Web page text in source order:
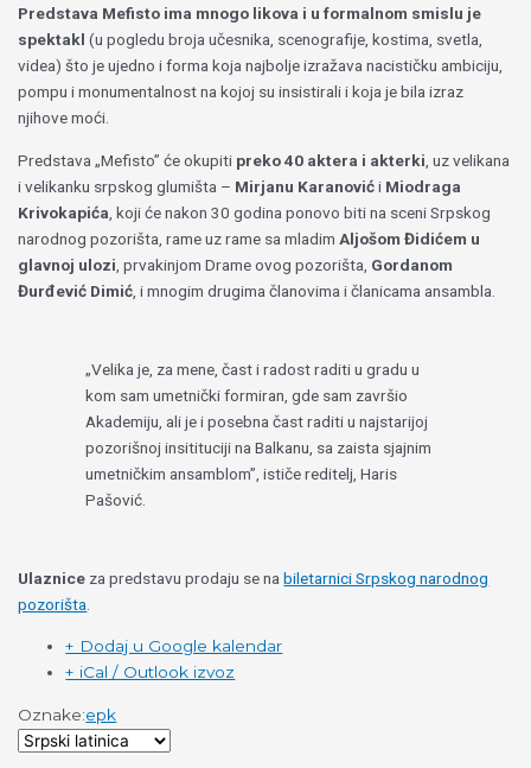
Predstava Mefisto ima mnogo likova i u formalnom smislu je
spektakl (u pogledu broja učesnika, scenografije, kostima, svetla,
videa) što je ujedno i forma koja najbolje izražava nacističku ambiciju,
pompu i monumentalnost na kojoj su insistirali i koja je bila izraz
njihove moći.
Predstava „Mefisto” će okupiti preko 40 aktera i akterki , uz velikana
i velikanku srpskog glumišta – Mirjanu Karanovići Miodraga
Krivokapića , koji će nakon 30 godina ponovo biti na sceni Srpskog
narodnog pozorišta, rame uz rame sa mladim Aljošom Đidićem u
glavnoj ulozi , prvakinjom Drame ovog pozorišta, Gordanom
Đurđević Dimić , i mnogim drugima članovima i članicama ansambla.
„Velika je, za mene, čast i radost raditi u gradu u
kom sam umetnički formiran, gde sam završio
Akademiju, ali je i posebna čast raditi u najstarijoj
pozorišnoj insitituciji na Balkanu, sa zaista sjajnim
umetničkim ansamblom”, ističe reditelj, Haris
Pašović.
Ulaznice za predstavu prodaju se nabiletarnici Srpskog narodnog
pozorišta
+ Dodaj u Google kalendar
+ iCal / Outlook izvoz
Oznake:epk